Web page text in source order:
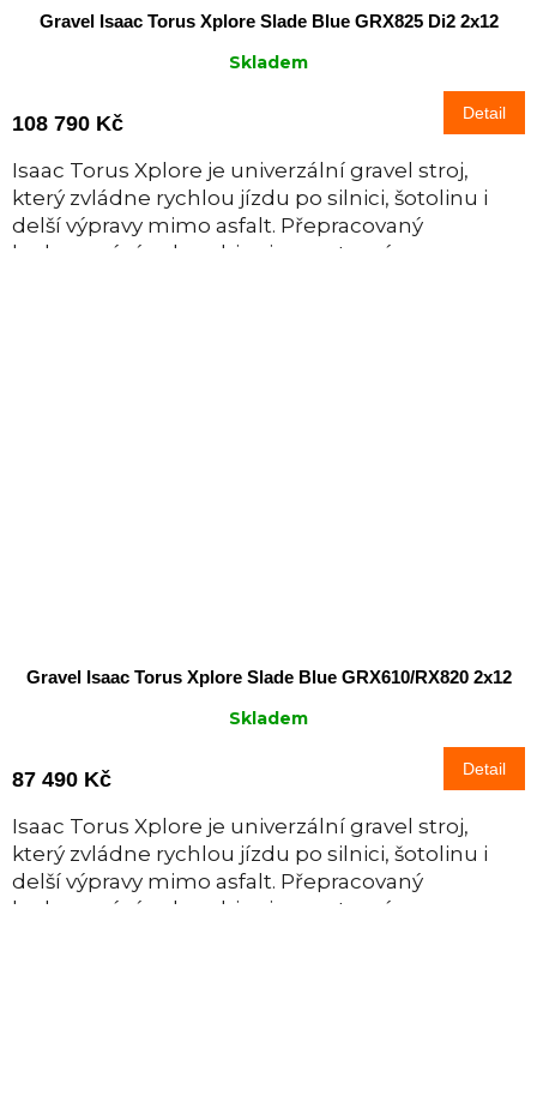
Gravel Isaac Torus Xplore Slade Blue GRX825 Di2 2x12
Skladem
108 790 Kč Detail
Isaac Torus Xplore je univerzální gravel stroj,
který zvládne rychlou jízdu po silnici, šotolinu i
delší výpravy mimo asfalt. Přepracovaný
karbonový rám kombinuje sportovní...
Gravel Isaac Torus Xplore Slade Blue GRX610/RX820 2x12
Skladem
87 490 Kč Detail
Isaac Torus Xplore je univerzální gravel stroj,
který zvládne rychlou jízdu po silnici, šotolinu i
delší výpravy mimo asfalt. Přepracovaný
karbonový rám kombinuje sportovní...